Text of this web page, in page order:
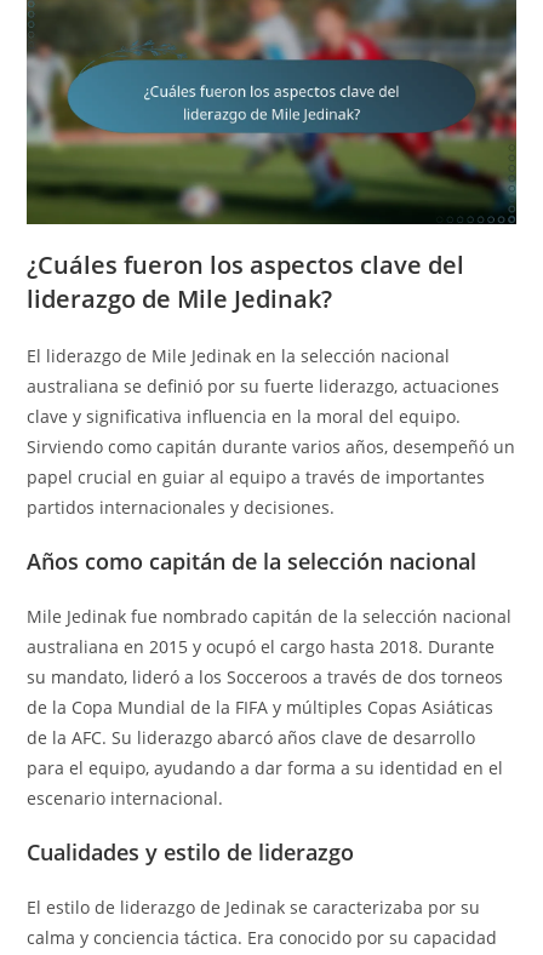
¿Cuáles fueron los aspectos clave del
liderazgo de Mile Jedinak?
El liderazgo de Mile Jedinak en la selección nacional
australiana se definió por su fuerte liderazgo, actuaciones
clave y significativa influencia en la moral del equipo.
Sirviendo como capitán durante varios años, desempeñó un
papel crucial en guiar al equipo a través de importantes
partidos internacionales y decisiones.
Años como capitán de la selección nacional
Mile Jedinak fue nombrado capitán de la selección nacional
australiana en 2015 y ocupó el cargo hasta 2018. Durante
su mandato, lideró a los Socceroos a través de dos torneos
de la Copa Mundial de la FIFA y múltiples Copas Asiáticas
de la AFC. Su liderazgo abarcó años clave de desarrollo
para el equipo, ayudando a dar forma a su identidad en el
escenario internacional.
Cualidades y estilo de liderazgo
El estilo de liderazgo de Jedinak se caracterizaba por su
calma y conciencia táctica. Era conocido por su capacidad